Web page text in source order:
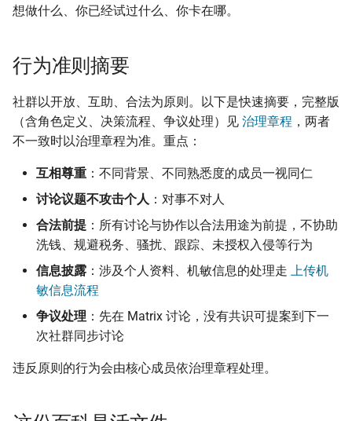
想做什么、你已经试过什么、你卡在哪。
行为准则摘要
社群以开放、互助、合法为原则。以下是快速摘要，完整版
（含角色定义、决策流程、争议处理）见 治理章程 ，两者
不一致时以治理章程为准。重点：
互相尊重 ：不同背景、不同熟悉度的成员一视同仁
讨论议题不攻击个人 ：对事不对人
合法前提 ：所有讨论与协作以合法用途为前提，不协助
洗钱、规避税务、骚扰、跟踪、未授权入侵等行为
信息披露 ：涉及个人资料、机敏信息的处理走 上传机
敏信息流程
争议处理 ：先在 Matrix 讨论，没有共识可提案到下一
次社群同步讨论
违反原则的行为会由核心成员依治理章程处理。